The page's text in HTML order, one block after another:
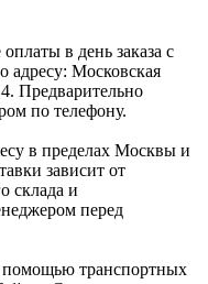
в день заказа с
адресу: Московская
Предварительно
по телефону.
в пределах Москвы и
зависит от
склада и
перед
помощью транспортных